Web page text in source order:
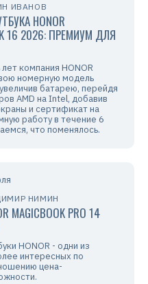
ИВАНОВ
HONOR
16 2026: ПРЕМИУМ ДЛЯ
лет компания HONOR
номерную модель
батарею, перейдя
AMD на Intel, добавив
и сертификат на
работу в течение 6
что поменялось.
НИМИН
MAGICBOOK PRO 14
HONOR - одни из
интересных по
цена-